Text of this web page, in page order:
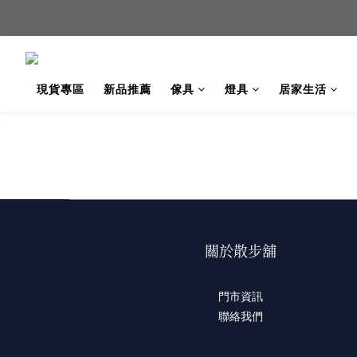
新
現貨專區 新品推薦 傢具 燈具 居家生活
關於散步舖
門市資訊
聯絡我們